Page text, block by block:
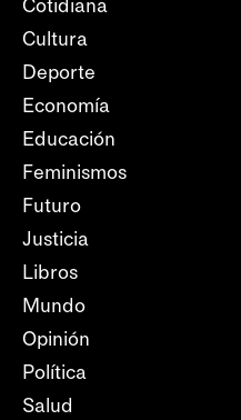
Cotidiana
Cultura
Deporte
Economía
Educación
Feminismos
Futuro
Justicia
Libros
Mundo
Opinión
Política
Salud